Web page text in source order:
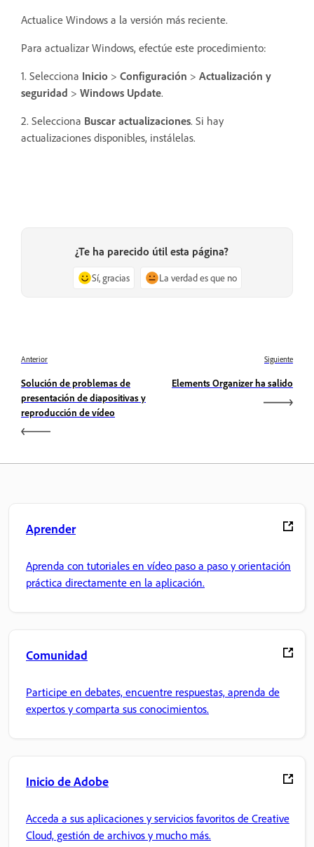
Actualice Windows a la versión más reciente.
Para actualizar Windows, efectúe este procedimiento:
1. Selecciona Inicio > Configuración > Actualización y
seguridad > Windows Update.
2. Selecciona Buscar actualizaciones. Si hay
actualizaciones disponibles, instálelas.
¿Te ha parecido útil esta página?
Sí, gracias La verdad es que no
Anterior
Solución de problemas de
presentación de diapositivas y
reproducción de vídeo
Siguiente
Elements Organizer ha salido
Aprender
Aprenda con tutoriales en vídeo paso a paso y orientación
práctica directamente en la aplicación.
Comunidad
Participe en debates, encuentre respuestas, aprenda de
expertos y comparta sus conocimientos.
Inicio de Adobe
Acceda a sus aplicaciones y servicios favoritos de Creative
Cloud, gestión de archivos y mucho más.